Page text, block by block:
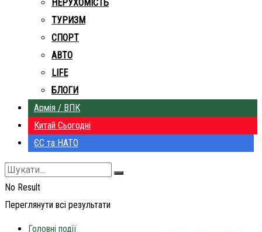
НЕРУХОМІСТЬ
ТУРИЗМ
СПОРТ
АВТО
LIFE
БЛОГИ
Армія / ВПК
Китай Сьогодні
ЄС та НАТО
No Result
Переглянути всі результати
Головні події